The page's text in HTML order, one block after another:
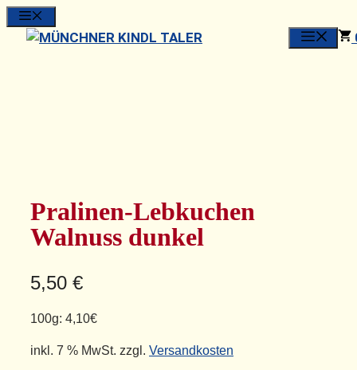
Zum
Inhalt
Pralinen-Lebkuchen
Walnuss dunkel
5,50 €
100g: 4,10€
inkl. 7 % MwSt. zzgl. Versandkosten